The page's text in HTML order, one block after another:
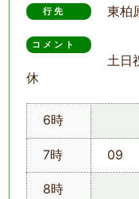
行先 東柏
コメント
土日
休
6時
7時 09
8時